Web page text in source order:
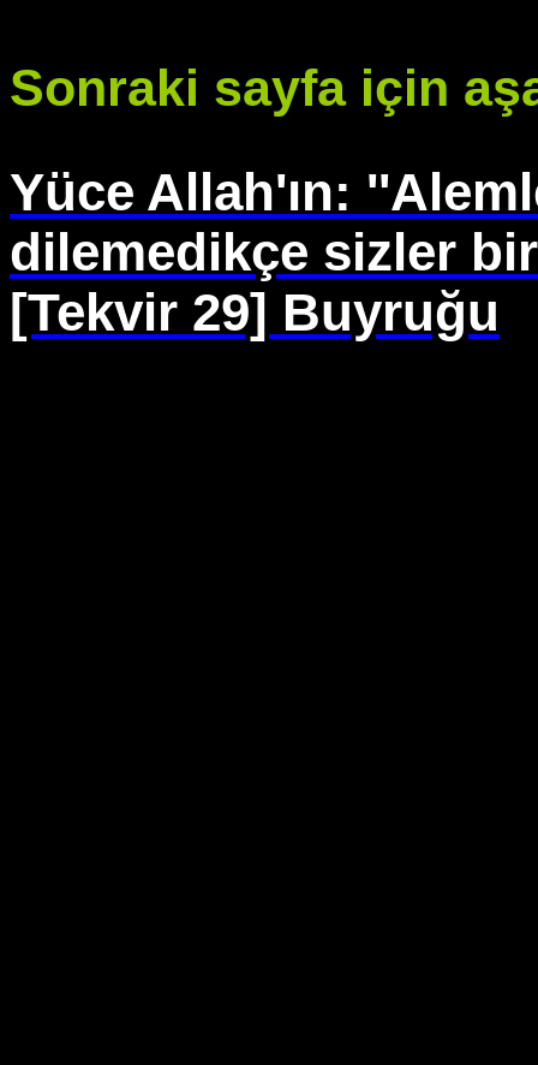
Sonraki sayfa için
Yüce Allah'ın:
dilemedikçe sizler
[Tekvir 29] Buyruğu